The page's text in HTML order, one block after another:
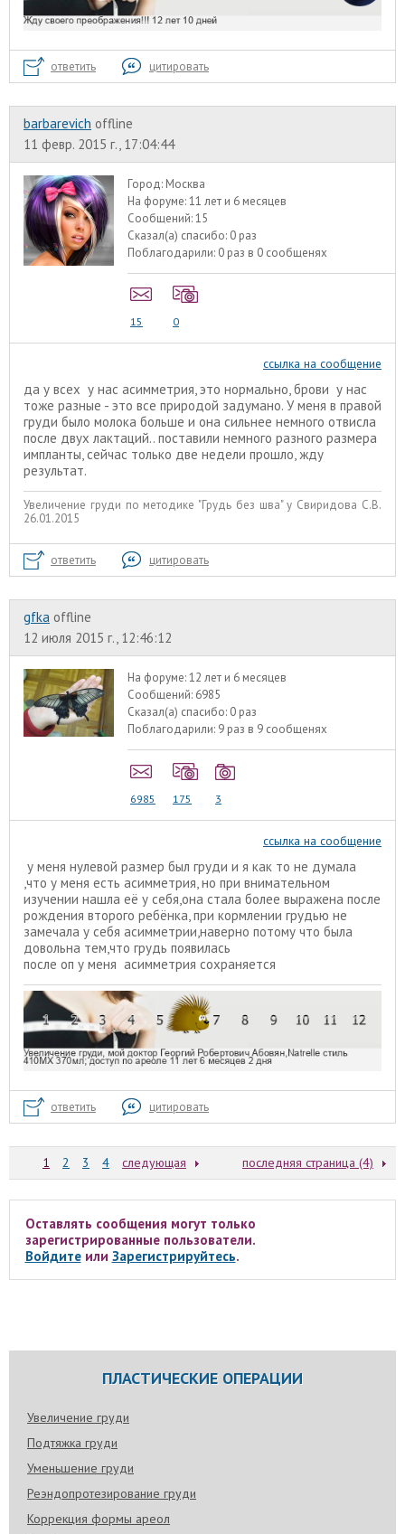
ответить цитировать
barbarevich offline
11 февр. 2015 г., 17:04:44
Город: Москва
На форуме:11 лет и 6 месяцев
Сообщений:15
Сказал(а) спасибо: 0 раз
Поблагодарили: 0 раз в 0 сообщенях
15 0
ссылка на сообщение
да у всех у нас асимметрия, это нормально, брови у нас
тоже разные - это все природой задумано. У меня в правой
груди было молока больше и она сильнее немного отвисла
после двух лактаций.. поставили немного разного размера
импланты, сейчас только две недели прошло, жду
результат.
Увеличение груди по методике "Грудь без шва" у Свиридова С.В.
26.01.2015
ответить цитировать
gfka offline
12 июля 2015 г., 12:46:12
На форуме:12 лет и 6 месяцев
Сообщений: 6985
Сказал(а) спасибо: 0 раз
Поблагодарили: 9 раз в 9 сообщенях
6985 175 3
ссылка на сообщение
у меня нулевой размер был груди и я как то не думала
,что у меня есть асимметрия, но при внимательном
изучении нашла её у себя,она стала более выражена после
рождения второго ребёнка, при кормлении грудью не
замечала у себя асимметрии,наверно потому что была
довольна тем,что грудь появилась
после оп у меня асимметрия сохраняется
ответить цитировать
1 2 3 4 следующая последняя страница (4)
Оставлять сообщения могут только
зарегистрированные пользователи.
Войдитеили Зарегистрируйтесь.
ПЛАСТИЧЕСКИЕ ОПЕРАЦИИ
Увеличение груди
Подтяжка груди
Уменьшение груди
Реэндопротезирование груди
Коррекция формы ареол